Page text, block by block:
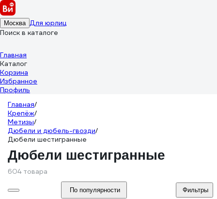
Москва Для юрлиц
Поиск в каталоге
Главная
Каталог
Корзина
Избранное
Профиль
Главная/
Крепёж/
Метизы/
Дюбели и дюбель-гвозди/
Дюбели шестигранные
Дюбели шестигранные
604 товара
По популярности Фильтры